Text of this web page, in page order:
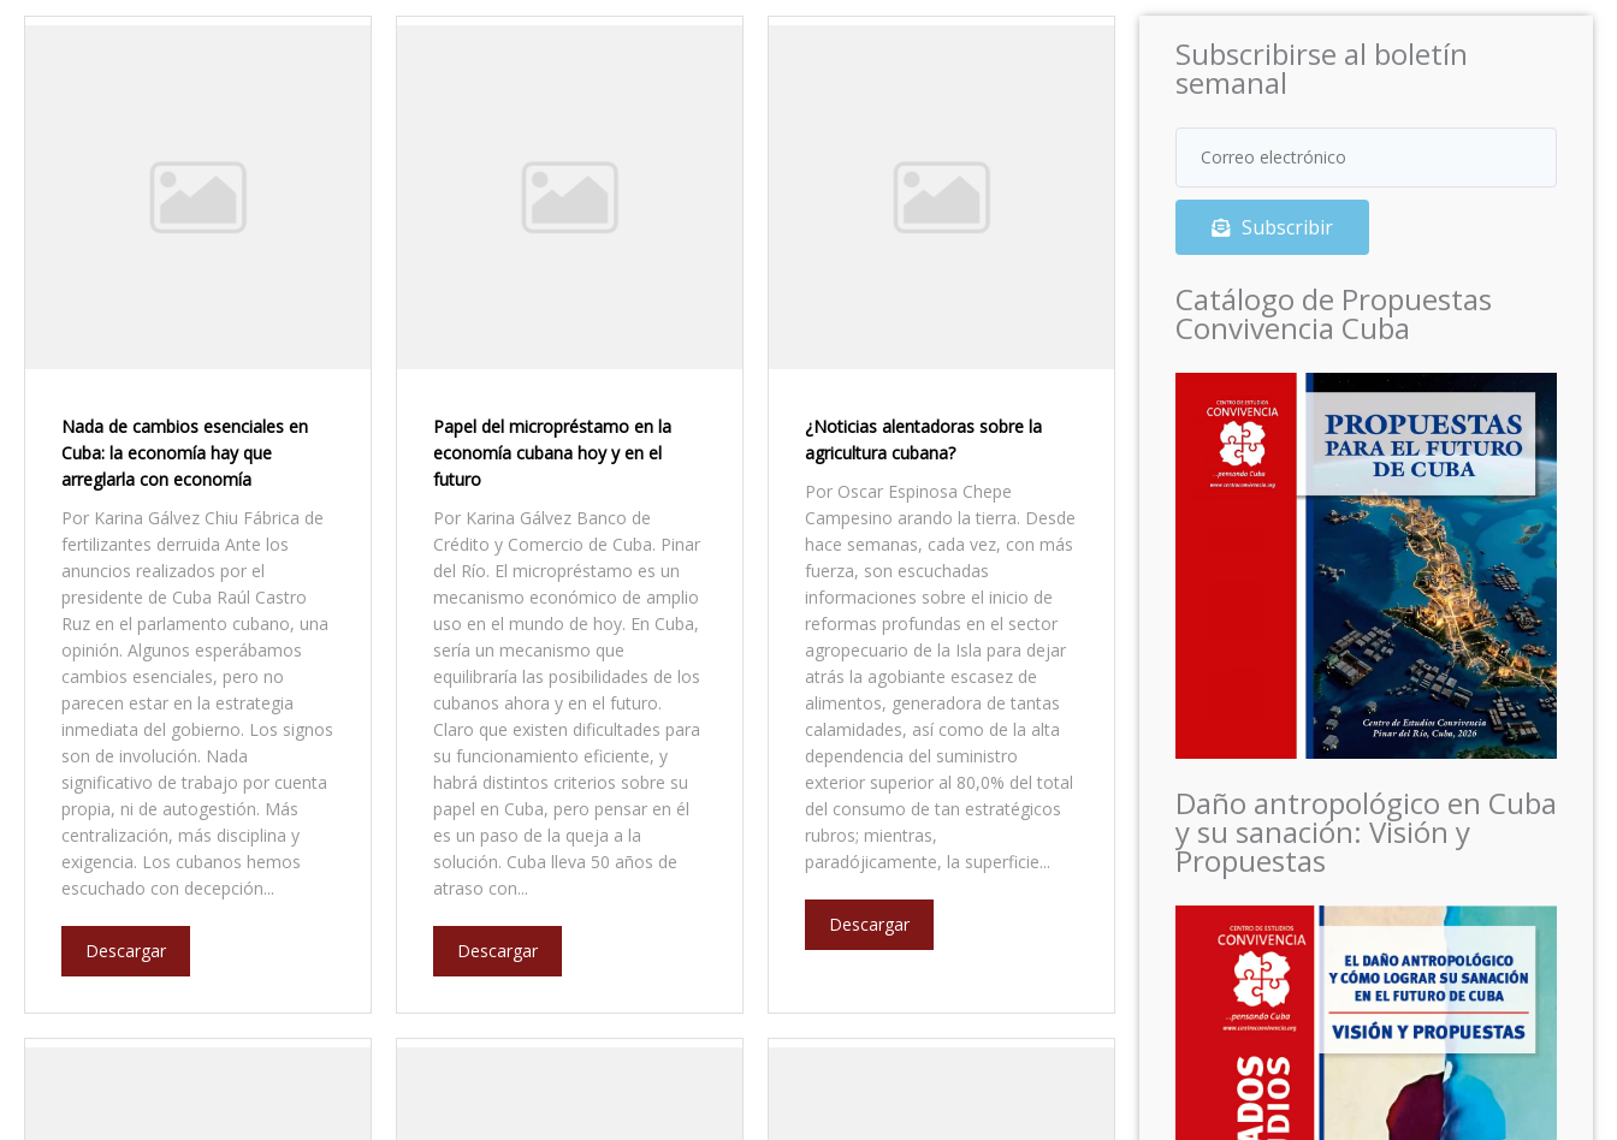
Nada de cambios esenciales en
Cuba: la economía hay que
arreglarla con economía
Por Karina Gálvez Chiu Fábrica de
fertilizantes derruida Ante los
anuncios realizados por el
presidente de Cuba Raúl Castro
Ruz en el parlamento cubano, una
opinión. Algunos esperábamos
cambios esenciales, pero no
parecen estar en la estrategia
inmediata del gobierno. Los signos
son de involución. Nada
significativo de trabajo por cuenta
propia, ni de autogestión. Más
centralización, más disciplina y
exigencia. Los cubanos hemos
escuchado con decepción...
Descargar
Papel del micropréstamo en la
economía cubana hoy y en el
futuro
Por Karina Gálvez Banco de
Crédito y Comercio de Cuba. Pinar
del Río. El micropréstamo es un
mecanismo económico de amplio
uso en el mundo de hoy. En Cuba,
sería un mecanismo que
equilibraría las posibilidades de los
cubanos ahora y en el futuro.
Claro que existen dificultades para
su funcionamiento eficiente, y
habrá distintos criterios sobre su
papel en Cuba, pero pensar en él
es un paso de la queja a la
solución. Cuba lleva 50 años de
atraso con...
Descargar
¿Noticias alentadoras sobre la
agricultura cubana?
Por Oscar Espinosa Chepe
Campesino arando la tierra. Desde
hace semanas, cada vez, con más
fuerza, son escuchadas
informaciones sobre el inicio de
reformas profundas en el sector
agropecuario de la Isla para dejar
atrás la agobiante escasez de
alimentos, generadora de tantas
calamidades, así como de la alta
dependencia del suministro
exterior superior al 80,0% del total
del consumo de tan estratégicos
rubros; mientras,
paradójicamente, la superficie...
Descargar
Subscribirse al boletín
semanal
Subscribir
Catálogo de Propuestas
Convivencia Cuba
Daño antropológico en Cuba
y su sanación: Visión y
Propuestas